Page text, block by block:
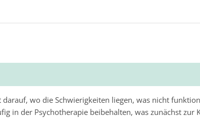
wo die Schwierigkeiten liegen, was nicht
in der Psychotherapie beibehalten, was zunächst zur